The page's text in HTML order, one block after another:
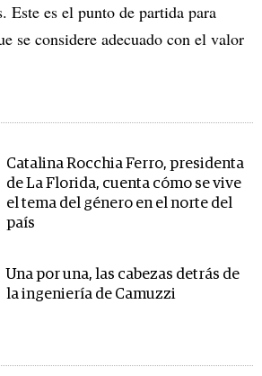
Este es el punto de partida para
se considere adecuado con el valor
Catalina Rocchia Ferro, presidenta
de La Florida, cuenta cómo se vive
el tema del género en el norte del
país
Una por una, las cabezas detrás de
la ingeniería de Camuzzi